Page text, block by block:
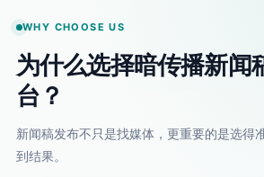
WHY CHOOSE US
为什么选择暗传播新闻
台？
新闻稿发布不只是找媒体，更重要的是选得
到结果。